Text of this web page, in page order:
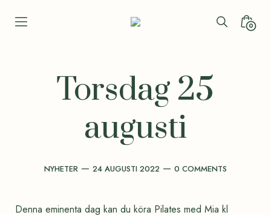
Search0
Torsdag 25
augusti
Categories
NYHETER Post
24 AUGUSTI 2022 Comments
0 COMMENTS
Denna eminenta dag kan du köra Pilates med Mia kl